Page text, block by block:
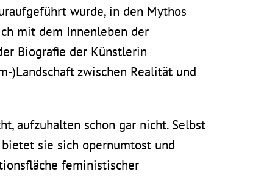
wurde, in den Mythos
mit dem Innenleben der
Biografie der Künstlerin
)Landschaft zwischen Realität und
aufzuhalten schon gar nicht. Selbst
sie sich opernumtost und
feministischer